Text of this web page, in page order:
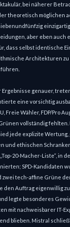
bei näherer
theoretisch möglichen
aber eben
dass selbst identische
Architekturen
genauer,
eine vorsichtig
Freie Wähler, FDP/Pro
vollständig fehlten.
jede explizite Wertung,
und ethischen
20-Macher-Liste“, in
SPD-Kandidaten
zwei tech-affine Grüne
den Auftrag eigenwillig
legte besonderes
mit nachweisbarer IT-
blieben. Mistral